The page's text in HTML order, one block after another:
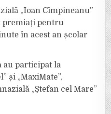
„Ioan Cîmpineanu”
premiați pentru
în acest an școlar
au participat la
și „MaxiMate”,
„Ștefan cel Mare”